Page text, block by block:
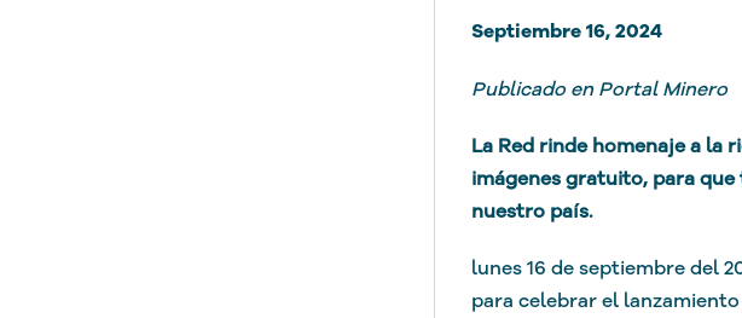
Septiembre 16, 2024
Publicado en Portal Minero
La Red rinde homenaje a la
imágenes gratuito, para
nuestro país.
lunes 16 de septiembre del
para celebrar el